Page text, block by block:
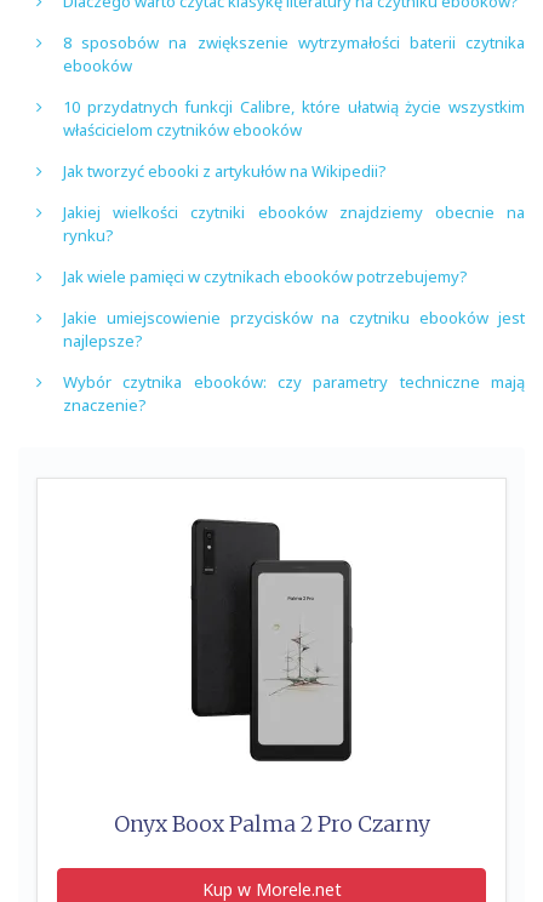
8 sposobów na zwiększenie wytrzymałości baterii czytnika
ebooków
10 przydatnych funkcji Calibre, które ułatwią życie wszystkim
właścicielom czytników ebooków
Jak tworzyć ebooki z artykułów na Wikipedii?
Jakiej wielkości czytniki ebooków znajdziemy obecnie na
rynku?
Jak wiele pamięci w czytnikach ebooków potrzebujemy?
Jakie umiejscowienie przycisków na czytniku ebooków jest
najlepsze?
Wybór czytnika ebooków: czy parametry techniczne mają
znaczenie?
Onyx Boox Palma 2 Pro Czarny
Kup w Morele.net